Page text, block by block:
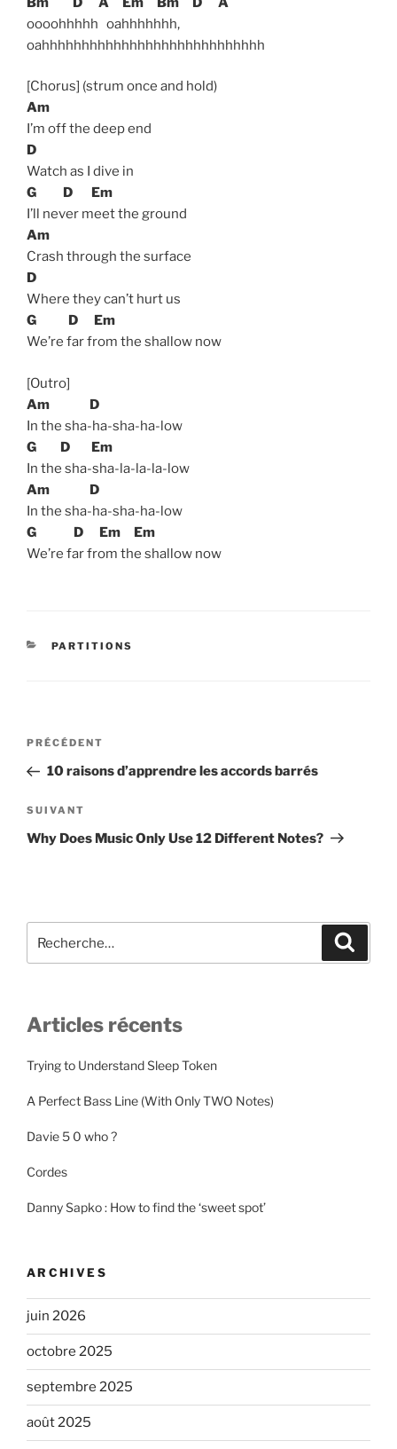
oooohhhhh oahhhhhhh,
oahhhhhhhhhhhhhhhhhhhhhhhhhhhh
[Chorus] (strum once and hold)
Am
I’m off the deep end
D
Watch as I dive in
G
D
Em
I’ll never meet the ground
Am
Crash through the surface
D
Where they can’t hurt us
G
D
Em
We’re far from the shallow now
[Outro]
Am
D
In the sha-ha-sha-ha-low
G
D
Em
In the sha-sha-la-la-la-low
Am
D
In the sha-ha-sha-ha-low
G
D Em
Em
We’re far from the shallow now
CATÉGORIES
PARTITIONS
Navigation
l’article
Article
précédent
PRÉCÉDENT
10 raisons d’apprendre les accords barrés
Article
suivant
SUIVANT
Why Does Music Only Use 12 Different Notes?
pour
Articles récents
Trying to Understand Sleep Token
A Perfect Bass Line (With Only TWO Notes)
Davie 5 0 who ?
Cordes
Danny Sapko : How to find the ‘sweet spot’
ARCHIVES
juin 2026
octobre 2025
septembre 2025
août 2025